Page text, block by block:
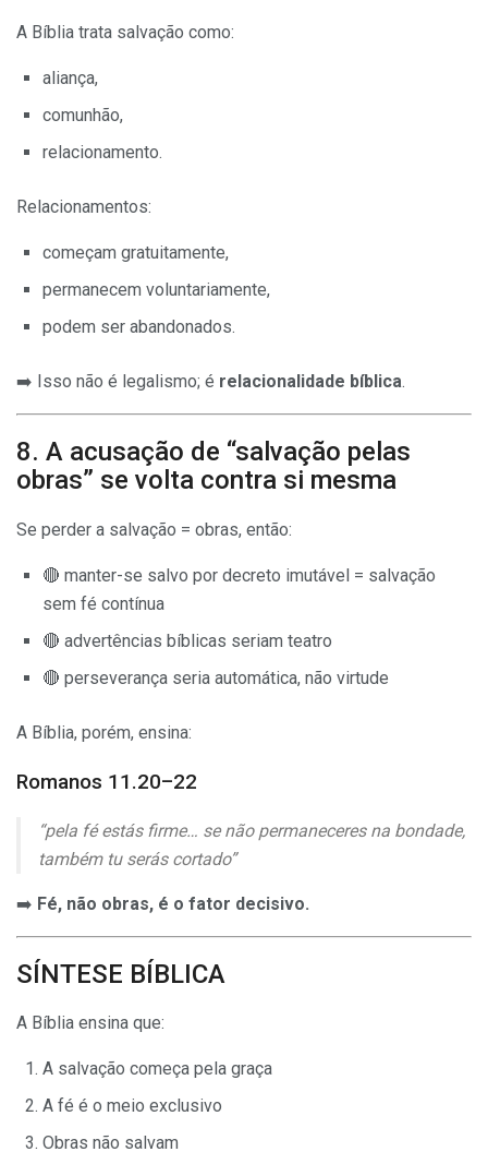
A Bíblia trata salvação como:
aliança,
comunhão,
relacionamento.
Relacionamentos:
começam gratuitamente,
permanecem voluntariamente,
podem ser abandonados.
➡️ Isso não é legalismo; é relacionalidade bíblica.
8. A acusação de “salvação pelas
obras” se volta contra si mesma
Se perder a salvação = obras, então:
🔴 manter-se salvo por decreto imutável = salvação
sem fé contínua
🔴 advertências bíblicas seriam teatro
🔴 perseverança seria automática, não virtude
A Bíblia, porém, ensina:
Romanos 11.20–22
“pela fé estás firme… se não permaneceres na bondade,
também tu serás cortado”
➡️ Fé, não obras, é o fator decisivo.
SÍNTESE BÍBLICA
A Bíblia ensina que:
A salvação começa pela graça
A fé é o meio exclusivo
Obras não salvam